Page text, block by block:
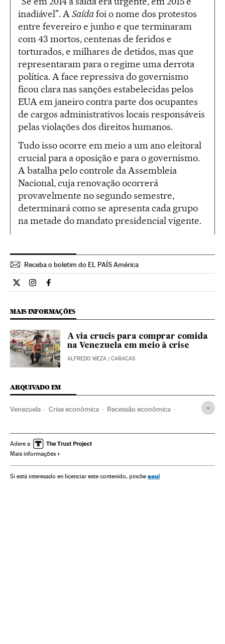
inadiável". ASaídafoi o nome dos protestos
entre fevereiro e junho e que terminaram
com 43 mortos, centenas de feridos e
torturados, e milhares de detidos, mas que
representaram para o regime uma derrota
política. A face repressiva do governismo
ficou clara nas sanções estabelecidas pelos
EUA em janeiro contra parte dos ocupantes
de cargos administrativos locais responsáveis
pelas violações dos direitos humanos.
Tudo isso ocorre em meio a um ano eleitoral
crucial para a oposição e para o governismo.
A batalha pelo controle da Assembleia
Nacional, cuja renovação ocorrerá
provavelmente no segundo semestre,
determinará como se apresenta cada grupo
na metade do mandato presidencial vigente.
Receba o boletim do EL PAÍS América
Internacional El País Brasil en Twitter
Internacional El País Brasil en Instagram
Internacional El País Brasil en Facebook
MAIS INFORMAÇÕES
A via crucis para comprar comida
na Venezuela em meio à crise
ALFREDO MEZA | CARACAS
ARQUIVADO EM
Venezuela Crise econômica Recessão econômica
América Latina Combustíveis fósseis
Combustíveis
Fontes energia Energia Nicolás Maduro
Adere a
Mais informações
Si está interesado en licenciar este contenido, pinche aquí